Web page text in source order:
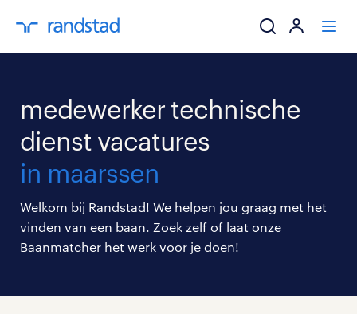
ik zoek een
over randstad
medewerker technische
dienst vacatures
in maarssen
Welkom bij Randstad! We helpen jou graag met het
vinden van een baan. Zoek zelf of laat onze
Baanmatcher het werk voor je doen!